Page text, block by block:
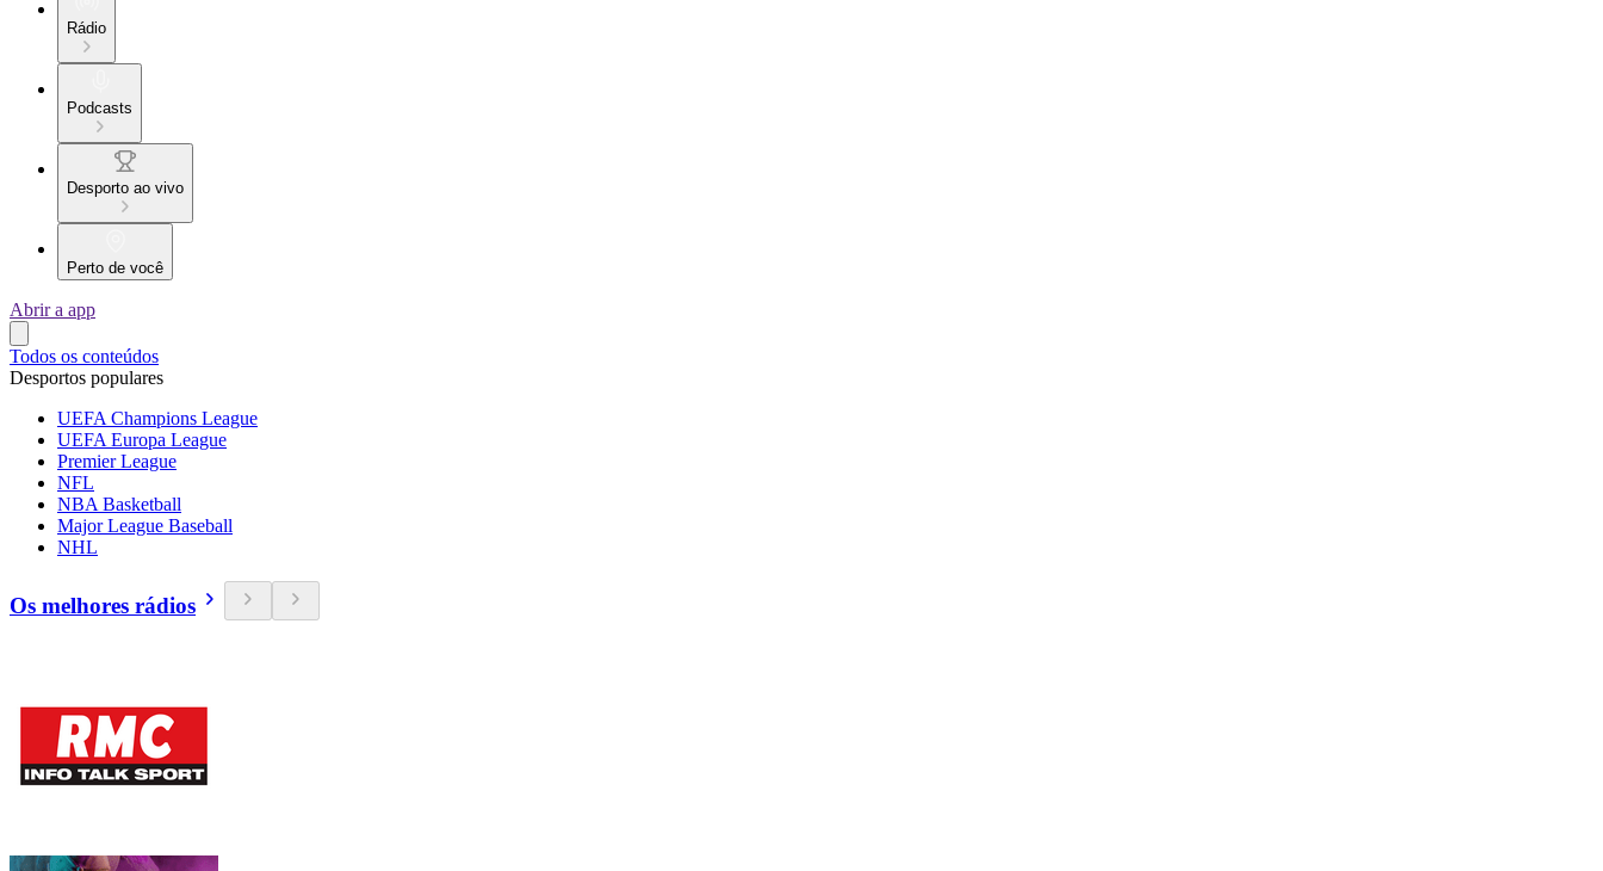
Rádio
Podcasts
Desporto ao vivo
Perto de você
Abrir a app
Todos os conteúdos
Desportos populares
UEFA Champions League
UEFA Europa League
Premier League
NFL
NBA Basketball
Major League Baseball
NHL
Os melhores rádios